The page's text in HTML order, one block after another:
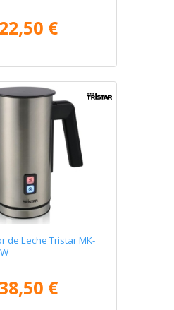
22,50 €
de Leche Tristar MK-
38,50 €